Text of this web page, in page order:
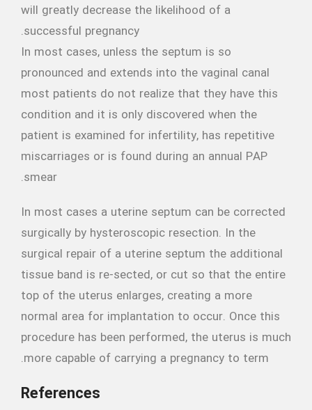
will greatly decrease the likelihood of a
successful pregnancy.
In most cases, unless the septum is so
pronounced and extends into the vaginal canal
most patients do not realize that they have this
condition and it is only discovered when the
patient is examined for infertility, has repetitive
miscarriages or is found during an annual PAP
smear.
In most cases a uterine septum can be corrected
surgically by hysteroscopic resection. In the
surgical repair of a uterine septum the additional
tissue band is re-sected, or cut so that the entire
top of the uterus enlarges, creating a more
normal area for implantation to occur. Once this
procedure has been performed, the uterus is much
more capable of carrying a pregnancy to term.
References